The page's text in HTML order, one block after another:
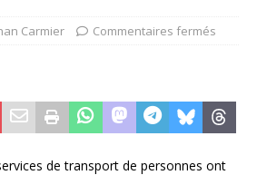
Carmier Commentaires fermés
de transport de personnes ont